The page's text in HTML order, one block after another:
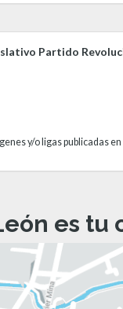
Partido
y/o ligas publicadas
es tu